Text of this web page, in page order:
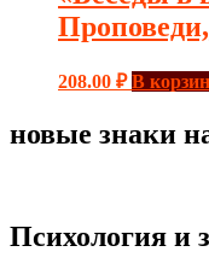
208.00 ₽ В
новые знаки
Психология и